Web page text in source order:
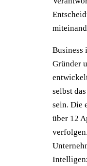
Business
Gründer
selbst
sein. Die
über 12